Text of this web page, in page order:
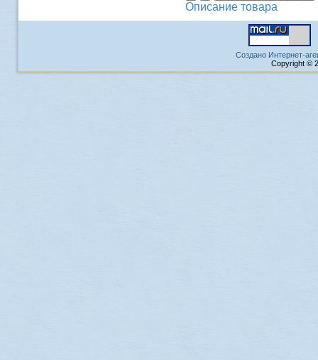
Описание товара
Создано Интернет-
Copyright ©